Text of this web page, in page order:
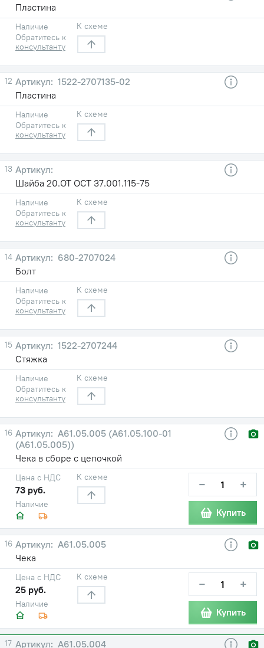
Пластина
Наличие
Обратитесь к
консультанту
К схеме
12
1522-2707135-02
Пластина
Наличие
Обратитесь к
консультанту
К схеме
13
Шайба 20.ОТ ОСТ 37.001.115-75
Наличие
Обратитесь к
консультанту
К схеме
14
680-2707024
Болт
Наличие
Обратитесь к
консультанту
К схеме
15
1522-2707244
Стяжка
Наличие
Обратитесь к
консультанту
К схеме
16
А61.05.005 (А61.05.100-01
(А61.05.005))
Чека в сборе с цепочкой
Наличие
Цена с НДС
73 руб.
К схеме − +
Купить
16
А61.05.005
Чека
Наличие
Цена с НДС
25 руб.
К схеме − +
Купить
17 А61.05.004